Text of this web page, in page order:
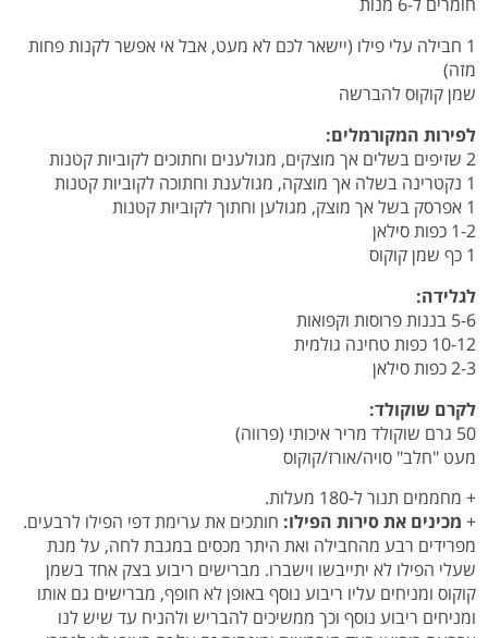
1 חבילה עלי פילו (יישאר לכם לא מעט, אבל אי אפשר לקנות פחות
מזה)
שמן קוקוס להברשה
לפירות המקורמלים:
2 שזיפים בשלים אך מוצקים, מגולענים וחתוכים לקוביות קטנות
1 נקטרינה בשלה אך מוצקה, מגולענת וחתוכה לקוביות קטנות
1 אפרסק בשל אך מוצק, מגולען וחתוך לקוביות קטנות
1-2 כפות סילאן
1 כף שמן קוקוס
לגלידה:
5-6 בננות פרוסות וקפואות
10-12 כפות טחינה גולמית
2-3 כפות סילאן
לקרם שוקולד:
50 גרם שוקולד מריר איכותי (פרווה)
מעט "חלב" סויה/אורז/קוקוס
+ מחממים תנור ל-180 מעלות.
+ מכינים את סירות הפילו: חותכים את ערימת דפי הפילו לרבעים.
מפרידים רבע מהחבילה ואת היתר מכסים במגבת לחה, על מנת
שעלי הפילו לא יתייבשו וישברו. מברישים ריבוע בצק אחד בשמן
קוקוס ומניחים עליו ריבוע נוסף באופן לא חופף, מברישים גם אותו
ומניחים ריבוע נוסף וכך ממשיכים להבריש ולהניח עד שיש לנו